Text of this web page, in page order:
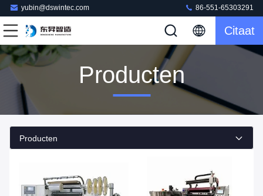
yubin@dswintec.com 86-551-65303291
Citaat
Producten
Producten